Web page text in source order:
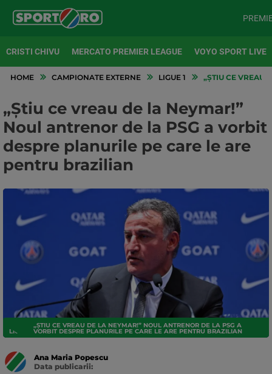
CRISTI CHIVU MERCATO PREMIER LEAGUE VOYO SPORT LIVE
HOME CAMPIONATE EXTERNE LIGUE 1 „ȘTIU CE VREAU
„Știu ce vreau de la Neymar!”
Noul antrenor de la PSG a vorbit
despre planurile pe care le are
pentru brazilian
LIGUE 1
„ȘTIU CE VREAU DE LA NEYMAR!” NOUL ANTRENOR DE LA PSG A
VORBIT DESPRE PLANURILE PE CARE LE ARE PENTRU BRAZILIAN
Ana Maria Popescu
Data publicarii: